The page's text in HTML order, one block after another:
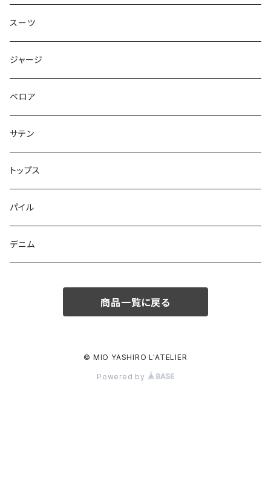
スーツ
ジャージ
ベロア
サテン
トップス
パイル
デニム
商品一覧に戻る
© MIO YASHIRO L'ATELIER
Powered by